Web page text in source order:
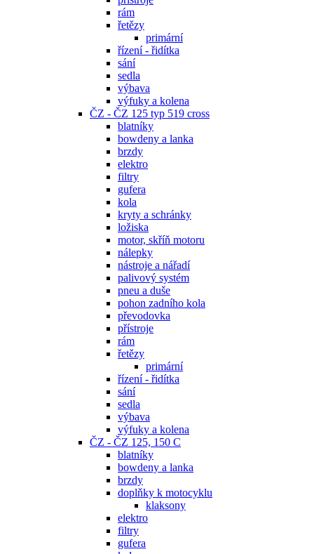
rám
řetězy
primární
řízení - řidítka
sání
sedla
výbava
výfuky a kolena
ČZ - ČZ 125 typ 519 cross
blatníky
bowdeny a lanka
brzdy
elektro
filtry
gufera
kola
kryty a schránky
ložiska
motor, skříň motoru
nálepky
nástroje a nářadí
palivový systém
pneu a duše
pohon zadního kola
převodovka
přístroje
rám
řetězy
primární
řízení - řidítka
sání
sedla
výbava
výfuky a kolena
ČZ - ČZ 125, 150 C
blatníky
bowdeny a lanka
brzdy
doplňky k motocyklu
klaksony
elektro
filtry
gufera